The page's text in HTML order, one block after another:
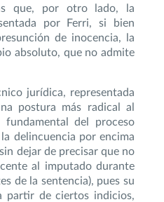
que, por otro lado, la
por Ferri, si bien
de inocencia, la
absoluto, que no admite
jurídica, representada
postura más radical al
del proceso
delincuencia por encima
dejar de precisar que no
al imputado durante
de la sentencia), pues su
partir de ciertos indicios,